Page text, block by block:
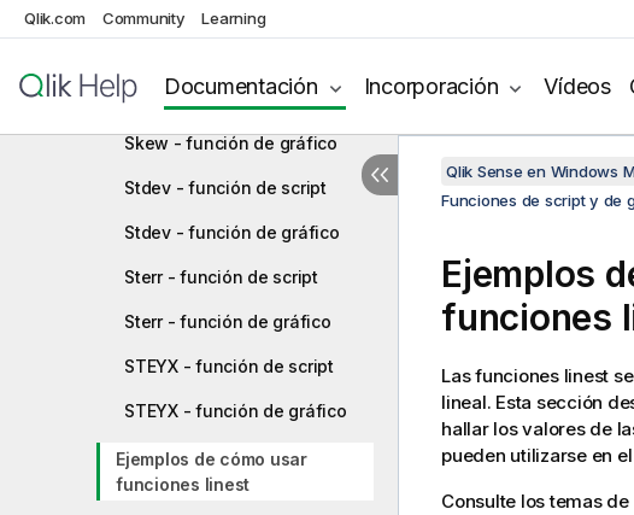
Qlik.com Community Learning
Documentación Incorporación Vídeos
MutualInfo - función de
Skew - función de script
Skew - función de gráfico
Stdev - función de script
Stdev - función de gráfico
Sterr - función de script
Sterr - función de gráfico
STEYX - función de script
STEYX - función de gráfico
Ejemplos de cómo usar
funciones linest
Qlik Sense en Windows
Funciones de script y de
Ejemplos
funciones
Las funciones linest
lineal. Esta sección
hallar los valores de
pueden utilizarse en
Consulte los temas